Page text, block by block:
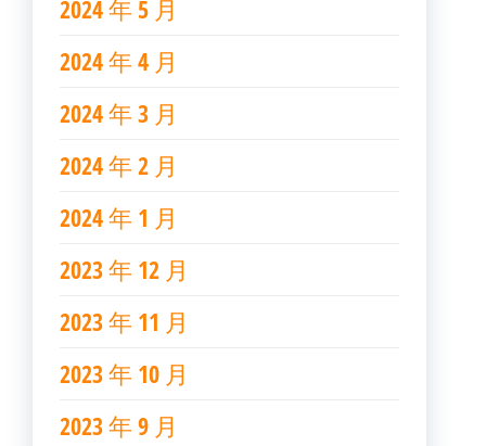
2024 年 5 月
2024 年 4 月
2024 年 3 月
2024 年 2 月
2024 年 1 月
2023 年 12 月
2023 年 11 月
2023 年 10 月
2023 年 9 月